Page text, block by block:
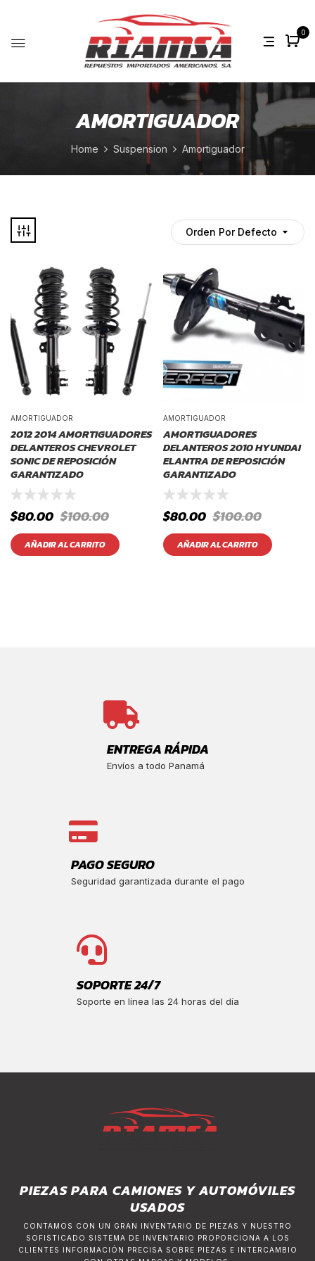
0
AMORTIGUADOR
Home Suspension Amortiguador
Orden Por Defecto
AMORTIGUADOR
2012 2014 AMORTIGUADORES
DELANTEROS CHEVROLET
SONIC DE REPOSICIÓN
GARANTIZADO
$100.00
$80.00
AÑADIR AL CARRITO
AMORTIGUADOR
AMORTIGUADORES
DELANTEROS 2010 HYUNDAI
ELANTRA DE REPOSICIÓN
GARANTIZADO
$100.00
$80.00
AÑADIR AL CARRITO
ENTREGA RÁPIDA
Envíos a todo Panamá
PAGO SEGURO
Seguridad garantizada durante el pago
SOPORTE 24/7
Soporte en línea las 24 horas del día
PIEZAS PARA CAMIONES Y AUTOMÓVILES
USADOS
CONTAMOS CON UN GRAN INVENTARIO DE PIEZAS Y NUESTRO
SOFISTICADO SISTEMA DE INVENTARIO PROPORCIONA A LOS
CLIENTES INFORMACIÓN PRECISA SOBRE PIEZAS E INTERCAMBIO